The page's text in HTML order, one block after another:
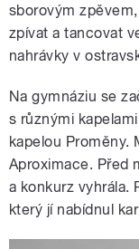
sborovým
zpívat a tancovat
nahrávky v
Na gymnáziu se
s různými
kapelou Proměny.
Aproximace. Před
a konkurz vyhrála.
který jí nabídnul